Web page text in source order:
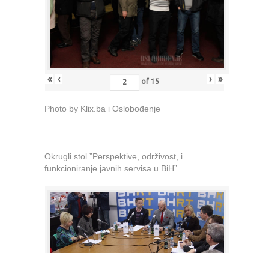
« ‹ of 15 › »
Photo by Klix.ba i Oslobođenje
Okrugli stol ”Perspektive, održivost, i
funkcioniranje javnih servisa u BiH”